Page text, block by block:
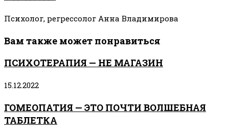
Психолог, регрессолог Анна Владимирова
Вам также может понравиться
ПСИХОТЕРАПИЯ — НЕ МАГАЗИН
15.12.2022
ГОМЕОПАТИЯ — ЭТО ПОЧТИ ВОЛШЕБНАЯ
ТАБЛЕТКА